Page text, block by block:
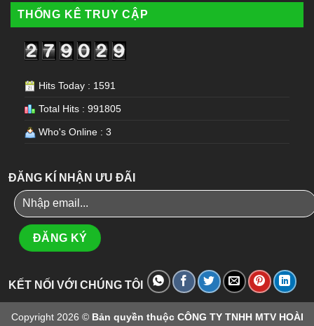
THỐNG KÊ TRUY CẬP
Hits Today : 1591
Total Hits : 991805
Who's Online : 3
ĐĂNG KÍ NHẬN ƯU ĐÃI
KẾT NỐI VỚI CHÚNG TÔI
Copyright 2026 © Bản quyền thuộc CÔNG TY TNHH MTV HOÀI